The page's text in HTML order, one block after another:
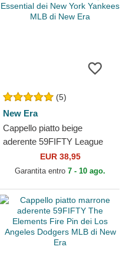
(5)
New Era
Cappello piatto beige
aderente 59FIFTY League
Essential dei New York
Yankees MLB di New Era
EUR 38,95
Garantita entro 7 - 10 ago.